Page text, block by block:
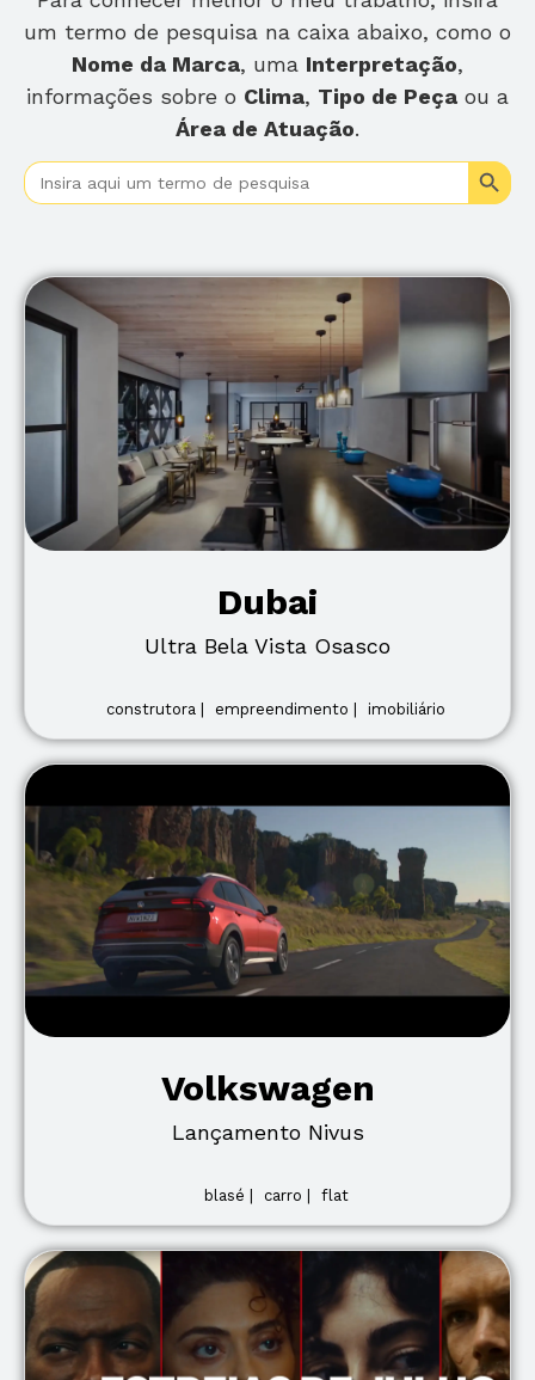
um termo de pesquisa na caixa abaixo, como o
Nome da Marca, uma Interpretação,
informações sobre o Clima, Tipo de Peça ou a
Área de Atuação.
Search
for:
Dubai
Ultra Bela Vista Osasco
construtora | empreendimento | imobiliário
Volkswagen
Lançamento Nivus
blasé | carro | flat